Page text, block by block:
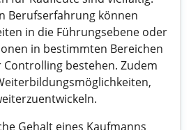
Berufserfahrung können
in die Führungsebene oder
in bestimmten Bereichen
bestehen. Zudem
Gehalt eines Kaufmanns